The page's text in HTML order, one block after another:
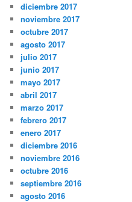
diciembre 2017
noviembre 2017
octubre 2017
agosto 2017
julio 2017
junio 2017
mayo 2017
abril 2017
marzo 2017
febrero 2017
enero 2017
diciembre 2016
noviembre 2016
octubre 2016
septiembre 2016
agosto 2016